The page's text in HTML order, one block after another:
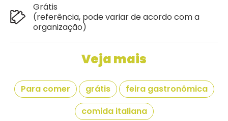
Grátis
(referência, pode variar de acordo com a
organização)
Veja mais
Para comer grátis
feira gastronômica
comida italiana